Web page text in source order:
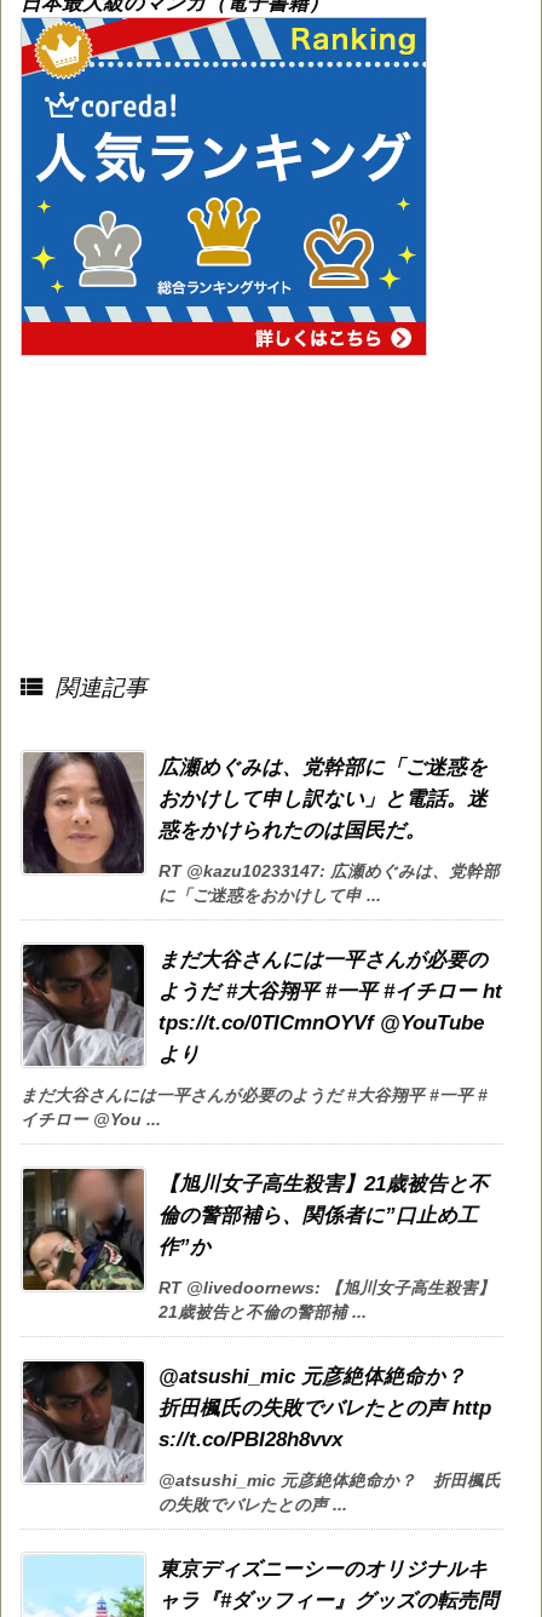
 関連記事
広瀬めぐみは、党幹部に「ご迷惑を
おかけして申し訳ない」と電話。迷
惑をかけられたのは国民だ。
RT @kazu10233147: 広瀬めぐみは、党幹部
に「ご迷惑をおかけして申 ...
まだ大谷さんには一平さんが必要の
ようだ #大谷翔平 #一平 #イチロー ht
tps://t.co/0TICmnOYVf @YouTube
より
まだ大谷さんには一平さんが必要のようだ #大谷翔平 #一平 #
イチロー @You ...
【旭川女子高生殺害】21歳被告と不
倫の警部補ら、関係者に”口止め工
作”か
RT @livedoornews: 【旭川女子高生殺害】
21歳被告と不倫の警部補 ...
@atsushi_mic 元彦絶体絶命か？
折田楓氏の失敗でバレたとの声 http
s://t.co/PBI28h8vvx
@atsushi_mic 元彦絶体絶命か？ 折田楓氏
の失敗でバレたとの声 ...
東京ディズニーシーのオリジナルキ
ャラ『#ダッフィー』グッズの転売問